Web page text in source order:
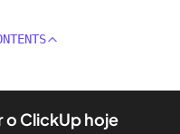
o ClickUp hoje